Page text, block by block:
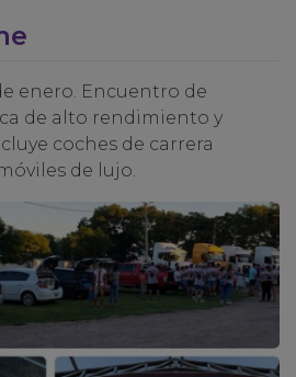
enero. Encuentro de
de alto rendimiento y
coches de carrera
de lujo.